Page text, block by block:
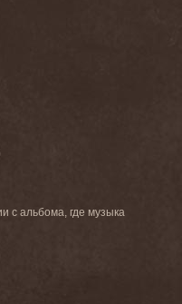
с альбома, где музыка